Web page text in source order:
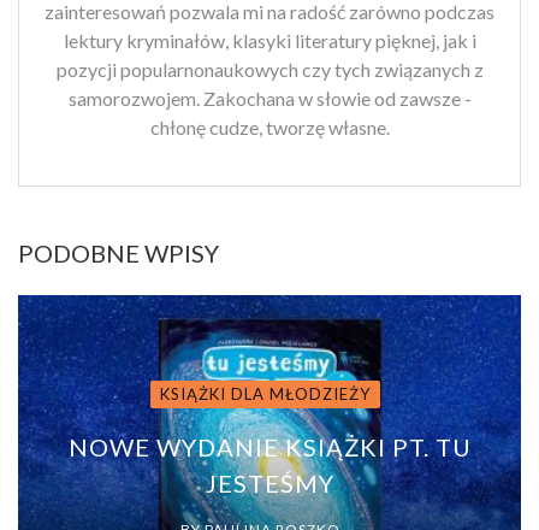
zainteresowań pozwala mi na radość zarówno podczas
lektury kryminałów, klasyki literatury pięknej, jak i
pozycji popularnonaukowych czy tych związanych z
samorozwojem. Zakochana w słowie od zawsze -
chłonę cudze, tworzę własne.
PODOBNE WPISY
KSIĄŻKI DLA MŁODZIEŻY
NOWE WYDANIE KSIĄŻKI PT. TU
JESTEŚMY